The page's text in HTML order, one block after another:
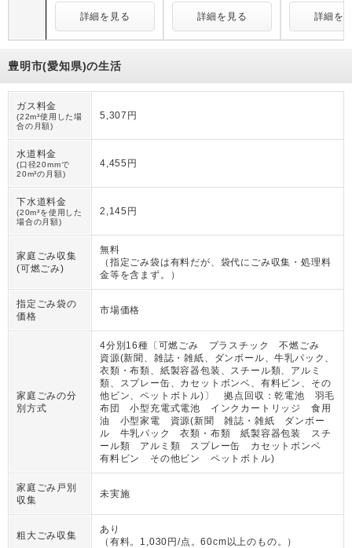
詳細を見る 詳細を見る 詳細を
豊明市(愛知県)の生活
ガス料金
(22m³使用した場
合の月額)
5,307円
水道料金
(口径20mmで
20m³の月額)
4,455円
下水道料金
(20m³を使用した
場合の月額)
2,145円
家庭ごみ収集
(可燃ごみ)
無料
（ 指定ごみ袋は有料だが、袋代にごみ収集・処理料
金等を含まず。
）
指定ごみ袋の
価格
市場価格
家庭ごみの分
別方式
4分別16種〔可燃ごみ プラスチック 不燃ごみ
資源(新聞、雑誌・雑紙、ダンボール、牛乳パック、
衣類・布類、紙製容器包装、スチール類、アルミ
類、スプレー缶、カセットボンベ、有料ビン、その
他ビン、ペットボトル)〕 拠点回収：乾電池 羽毛
布団 小型充電式電池 インクカートリッジ 食用
油 小型家電 資源(新聞 雑誌・雑紙 ダンボー
ル 牛乳パック 衣類・布類 紙製容器包装 スチ
ール類 アルミ類 スプレー缶 カセットボンベ
有料ビン その他ビン ペットボトル)
家庭ごみ戸別
収集
未実施
粗大ごみ収集
あり
（ 有料。1,030円/点。60cm以上のもの。 ）